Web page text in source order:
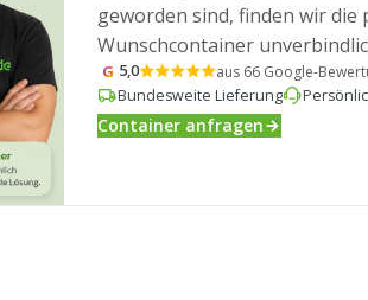
geworden sind, finden wir die
Wunschcontainer
G 5,0
aus 66 Google-
Bundesweite Lieferung
Container anfragen